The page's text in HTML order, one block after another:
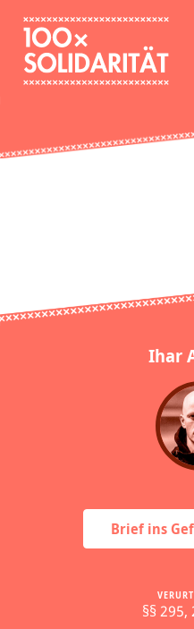
Ihar
Brief ins
§§ 295,